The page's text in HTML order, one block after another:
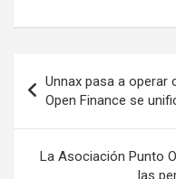
navigation
Unnax pasa a
Open Finance se
La Asociación Punto